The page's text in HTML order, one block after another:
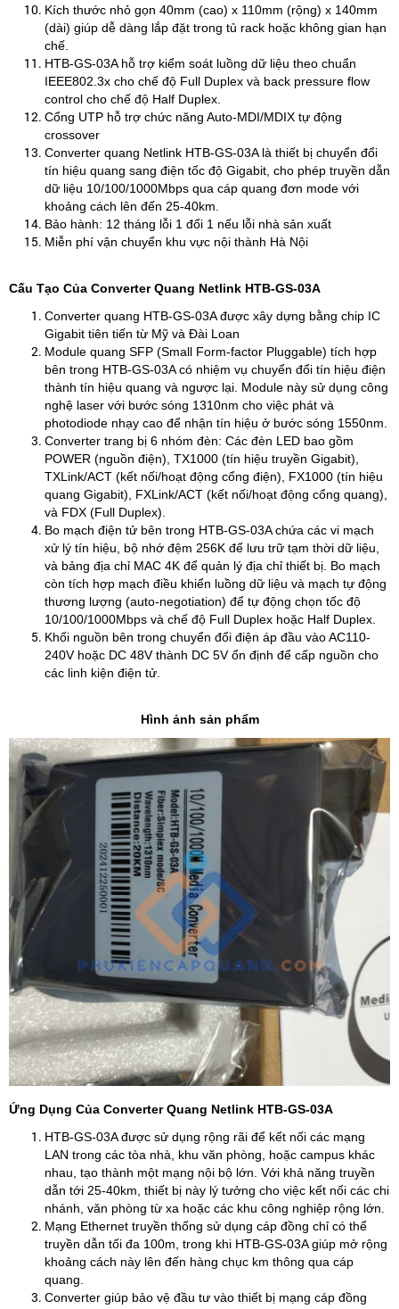
Kích thước nhỏ gọn 40mm (cao) x 110mm (rộng) x 140mm
(dài) giúp dễ dàng lắp đặt trong tủ rack hoặc không gian hạn
chế.
​HTB-GS-03A hỗ trợ kiểm soát luồng dữ liệu theo chuẩn
IEEE802.3x cho chế độ Full Duplex và back pressure flow
control cho chế độ Half Duplex.
Cổng UTP hỗ trợ chức năng Auto-MDI/MDIX tự động
crossover
Converter quang Netlink HTB-GS-03A là thiết bị chuyển đổi
tín hiệu quang sang điện tốc độ Gigabit, cho phép truyền dẫn
dữ liệu 10/100/1000Mbps qua cáp quang đơn mode với
khoảng cách lên đến 25-40km.
Bảo hành: 12 tháng lỗi 1 đổi 1 nếu lỗi nhà sản xuất
Miễn phí vận chuyển khu vực nội thành Hà Nội
Cấu Tạo Của Converter Quang Netlink HTB-GS-03A
Converter quang HTB-GS-03A được xây dựng bằng chip IC
Gigabit tiên tiến từ Mỹ và Đài Loan
Module quang SFP (Small Form-factor Pluggable) tích hợp
bên trong HTB-GS-03A có nhiệm vụ chuyển đổi tín hiệu điện
thành tín hiệu quang và ngược lại. Module này sử dụng công
nghệ laser với bước sóng 1310nm cho việc phát và
photodiode nhạy cao để nhận tín hiệu ở bước sóng 1550nm.
​Converter trang bị 6 nhóm đèn: Các đèn LED bao gồm
POWER (nguồn điện), TX1000 (tín hiệu truyền Gigabit),
TXLink/ACT (kết nối/hoạt động cổng điện), FX1000 (tín hiệu
quang Gigabit), FXLink/ACT (kết nối/hoạt động cổng quang),
và FDX (Full Duplex).
​Bo mạch điện tử bên trong HTB-GS-03A chứa các vi mạch
xử lý tín hiệu, bộ nhớ đệm 256K để lưu trữ tạm thời dữ liệu,
và bảng địa chỉ MAC 4K để quản lý địa chỉ thiết bị. Bo mạch
còn tích hợp mạch điều khiển luồng dữ liệu và mạch tự động
thương lượng (auto-negotiation) để tự động chọn tốc độ
10/100/1000Mbps và chế độ Full Duplex hoặc Half Duplex.
​Khối nguồn bên trong chuyển đổi điện áp đầu vào AC110-
240V hoặc DC 48V thành DC 5V ổn định để cấp nguồn cho
các linh kiện điện tử.
Hình ảnh sản phẩm
Ứng Dụng Của Converter Quang Netlink HTB-GS-03A
HTB-GS-03A được sử dụng rộng rãi để kết nối các mạng
LAN trong các tòa nhà, khu văn phòng, hoặc campus khác
nhau, tạo thành một mạng nội bộ lớn. Với khả năng truyền
dẫn tới 25-40km, thiết bị này lý tưởng cho việc kết nối các chi
nhánh, văn phòng từ xa hoặc các khu công nghiệp rộng lớn.
​Mạng Ethernet truyền thống sử dụng cáp đồng chỉ có thể
truyền dẫn tối đa 100m, trong khi HTB-GS-03A giúp mở rộng
khoảng cách này lên đến hàng chục km thông qua cáp
quang.
​Converter giúp bảo vệ đầu tư vào thiết bị mạng cáp đồng